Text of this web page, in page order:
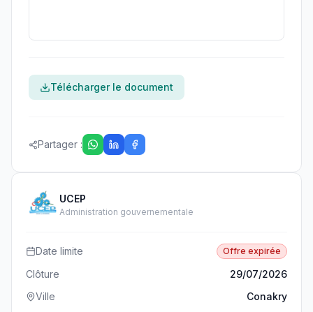
Télécharger le document
Partager :
UCEP
Administration gouvernementale
Date limite Offre expirée
Clôture
29/07/2026
Ville
Conakry